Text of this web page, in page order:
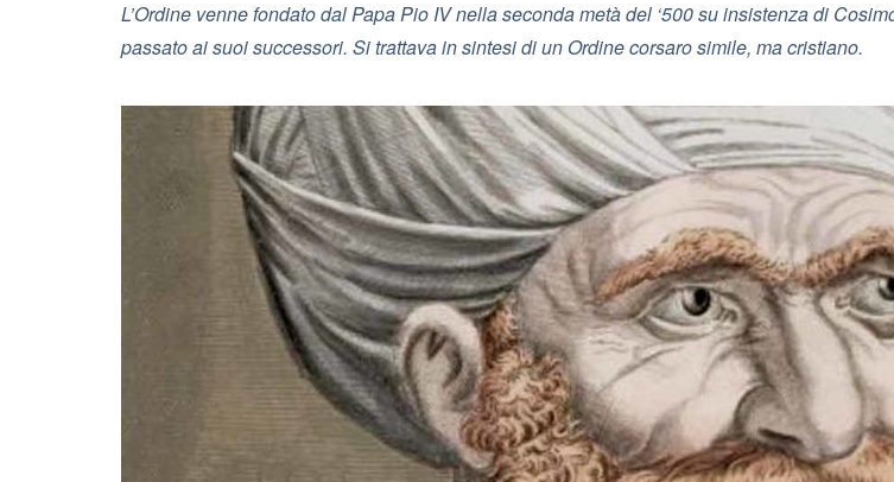
L’Ordine venne fondato dal Papa Pio IV nella seconda metà del ‘500 su insistenza di
passato ai suoi successori. Si trattava in sintesi di un Ordine corsaro simile, ma cristiano.